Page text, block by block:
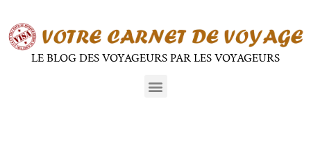
au
contenuLE BLOG DES VOYAGEURS PAR LES VOYAGEURS
Menu